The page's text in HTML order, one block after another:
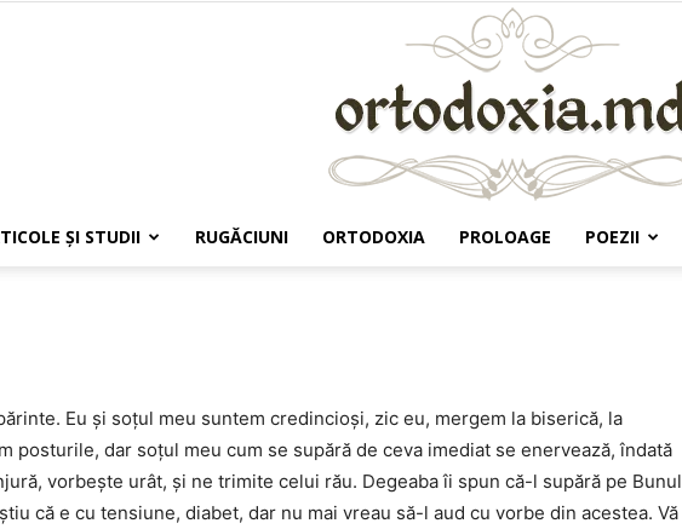
ŞI STUDII RUGĂCIUNI ORTODOXIA PROLOAGE POEZII
Eu şi soţul meu suntem credincioşi, zic eu, mergem la biserică, la
posturile, dar soţul meu cum se supără de ceva imediat se enervează, îndată
vorbeşte urât, şi ne trimite celui rău. Degeaba îi spun că-l supără pe Bunul
că e cu tensiune, diabet, dar nu mai vreau să-l aud cu vorbe din acestea. Vă